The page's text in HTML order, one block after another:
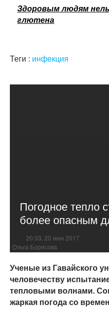
Здоровым людям
глютена
Теги : инфекция
Погодное тепло
более опасным
20:33, 20 июн 2017
Ольга Борисова
Ученые из Гавайского
человечеству
тепловыми волнами.
жаркая погода со